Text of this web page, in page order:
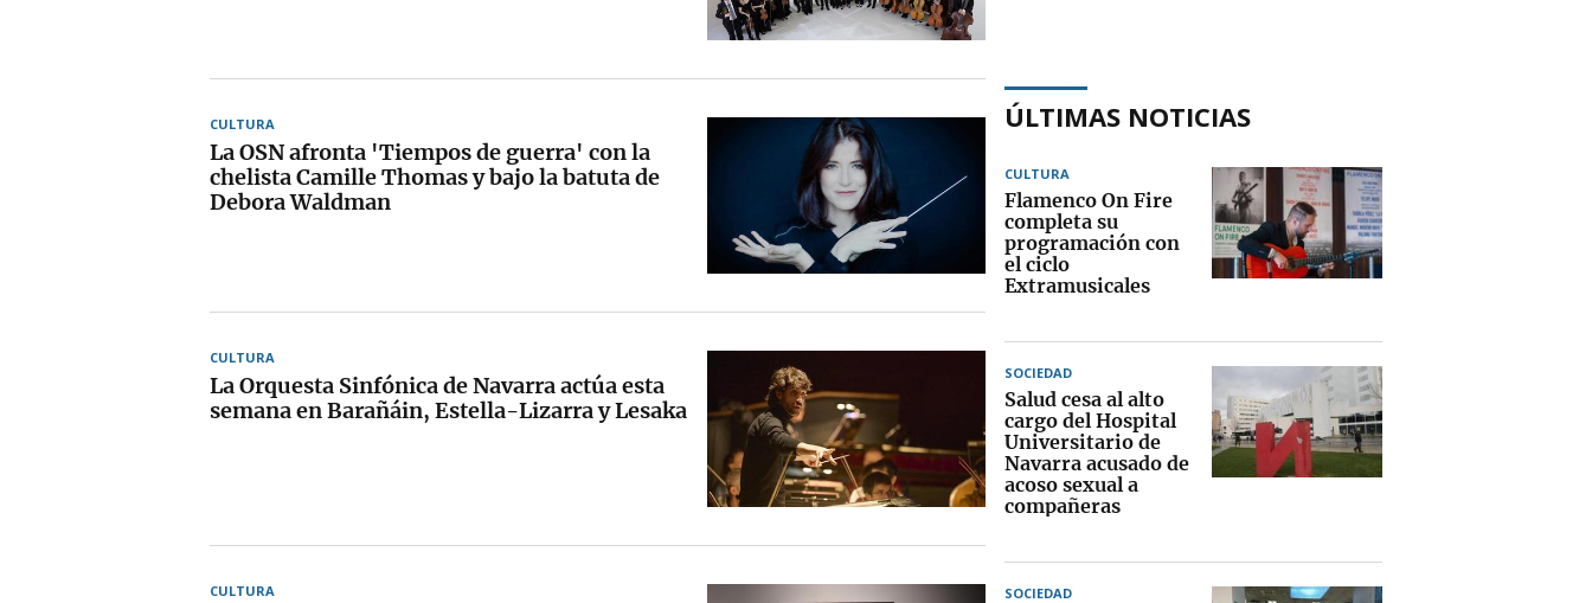
CULTURA
La OSN afronta 'Tiempos de guerra' con la
chelista Camille Thomas y bajo la batuta de
Debora Waldman
CULTURA
La Orquesta Sinfónica de Navarra actúa esta
semana en Barañáin, Estella-Lizarra y Lesaka
CULTURA
ÚLTIMAS NOTICIAS
CULTURA
Flamenco On Fire
completa su
programación con
el ciclo
Extramusicales
SOCIEDAD
Salud cesa al alto
cargo del Hospital
Universitario de
Navarra acusado de
acoso sexual a
compañeras
SOCIEDAD